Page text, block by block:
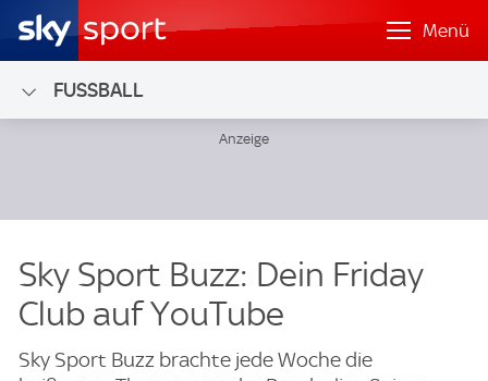
Menü
FUSSBALL
Sky Sport Buzz: Dein Friday
Club auf YouTube
Sky Sport Buzz brachte jede Woche die